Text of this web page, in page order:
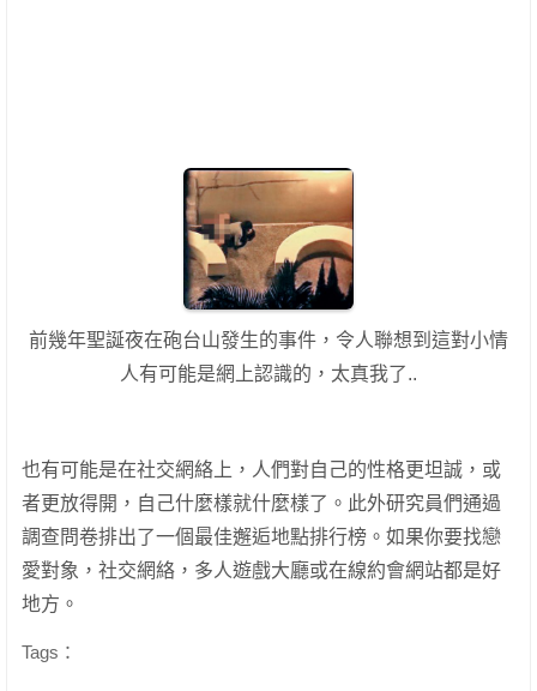
前幾年聖誕夜在砲台山發生的事件，令人聯想到這對小情
人有可能是網上認識的，太真我了..
也有可能是在社交網絡上，人們對自己的性格更坦誠，或
者更放得開，自己什麼樣就什麼樣了。此外研究員們通過
調查問卷排出了一個最佳邂逅地點排行榜。如果你要找戀
愛對象，社交網絡，多人遊戲大廳或在線約會網站都是好
地方。
Tags：